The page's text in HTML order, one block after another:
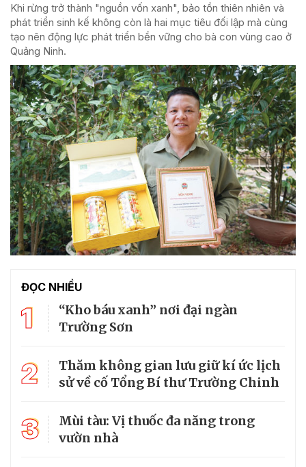
Khi rừng trở thành "nguồn vốn xanh", bảo tồn thiên nhiên và
phát triển sinh kế không còn là hai mục tiêu đối lập mà cùng
tạo nên động lực phát triển bền vững cho bà con vùng cao ở
Quảng Ninh.
ĐỌC NHIỀU
1
“Kho báu xanh” nơi đại ngàn
Trường Sơn
2
Thăm không gian lưu giữ kí ức lịch
sử về cố Tổng Bí thư Trường Chinh
3
Mùi tàu: Vị thuốc đa năng trong
vườn nhà